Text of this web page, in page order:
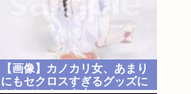
【画像】カノカリ女、あまり
にもセクロスすぎるグッズに